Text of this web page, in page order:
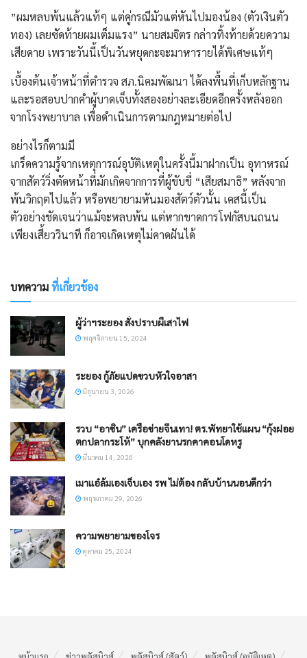
​”ผมหลบพ้นแล้วแท้ๆ แต่คู่กรณีมัวแต่หันไปมองน้อง (ตัวเงินตัว
ทอง) เลยซัดท้ายผมเต็มแรง” นายสมจิตร กล่าวทิ้งท้ายด้วยความ
เสียดาย เพราะวันนี้เป็นวันหยุดกะจะมาหารายได้พิเศษแท้ๆ
​เบื้องต้นเจ้าหน้าที่ตำรวจ สภ.นิคมพัฒนา ได้ลงพื้นที่เก็บหลักฐาน
และรอสอบปากคำผู้บาดเจ็บทั้งสองอย่างละเอียดอีกครั้งหลังออก
จากโรงพยาบาล เพื่อดำเนินการตามกฎหมายต่อไป
อย่างไรก็ตามมี
​เกร็ดความรู้จากเหตุการณ์อุบัติเหตุในครั้งนี้มาฝากเป็น อุทาหรณ์
จากสัตว์วิ่งตัดหน้าที่มักเกิดจากการที่ผู้ขับขี่ “เสียสมาธิ” หลังจาก
พ้นวิกฤตไปแล้ว หรือพยายามหันมองสัตว์ตัวนั้น เคสนี้เป็น
ตัวอย่างชัดเจนว่าแม้จะหลบพ้น แต่หากขาดการโฟกัสบนถนน
เพียงเสี้ยววินาที ก็อาจเกิดเหตุไม่คาดฝันได้
บทความที่เกี่ยวข้อง
ผู้ว่าฯระยอง สั่งปราบผีเสาไฟ
พฤศจิกายน 15, 2024
ระยอง กู้ภัยแปดขวบหัวใจอาสา
มิถุนายน 3, 2026
รวบ “อาซิน” เครือข่ายจีนเทา! ตร.พัทยาใช้แผน “กุ้งฝอย
ตกปลากระโห้” บุกคลังยานรกคาคอนโดหรู
มีนาคม 14, 2026
เมาแอ๋ล้มเองเจ็บเอง รพ ไม่ต้อง กลับบ้านนอนดีกว่า
พฤษภาคม 29, 2026
ความพยายามของโจร
ตุลาคม 25, 2024